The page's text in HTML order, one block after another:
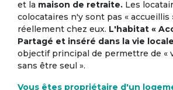
et la maison de retraite. Les
colocataires n'y sont pas « accueillis
réellement chez eux. L'habitat «
Partagé et inséré dans la vie
objectif principal de permettre de «
sans être seul ».
Vous êtes propriétaire d'un